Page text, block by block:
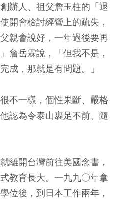
辦人、祖父詹玉柱的「退
開會檢討經營上的疏失，
親會說好，一年過後要再
詹岳霖說，「但我不是，
成，那就是有問題。」
不一樣，個性果斷、嚴格
認為令泰山裹足不前、隨
離開台灣前往美國念書，
教育長大。一九九○年拿
位後，到日本工作兩年，